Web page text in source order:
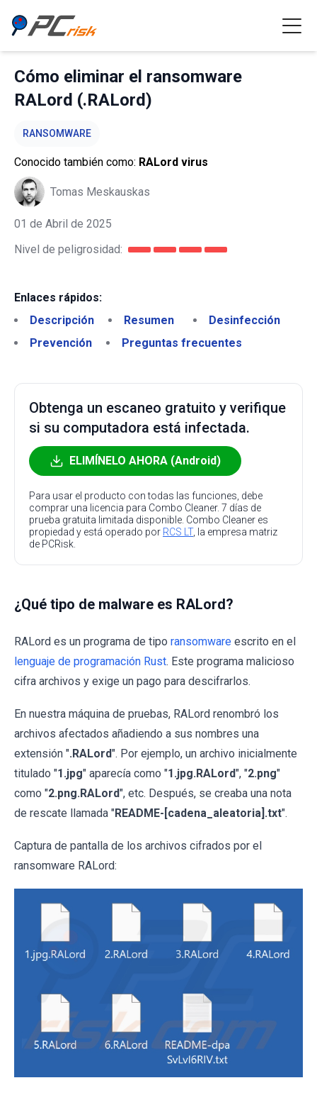
Cómo eliminar el ransomware
RALord (.RALord)
RANSOMWARE
Conocido también como: RALord virus
Tomas Meskauskas
01 de Abril de 2025
Nivel de peligrosidad:
Enlaces rápidos:
Descripción
Resumen
Desinfección
Prevención
Preguntas frecuentes
Obtenga un escaneo gratuito y verifique
si su computadora está infectada.
ELIMÍNELO AHORA (Android)
Para usar el producto con todas las funciones, debe
comprar una licencia para Combo Cleaner. 7 días de
prueba gratuita limitada disponible. Combo Cleaner es
propiedad y está operado por RCS LT, la empresa matriz
de PCRisk.
¿Qué tipo de malware es RALord?
RALord es un programa de tipo ransomware escrito en el
lenguaje de programación Rust. Este programa malicioso
cifra archivos y exige un pago para descifrarlos.
En nuestra máquina de pruebas, RALord renombró los
archivos afectados añadiendo a sus nombres una
extensión ".RALord". Por ejemplo, un archivo inicialmente
titulado "1.jpg" aparecía como "1.jpg.RALord", "2.png"
como "2.png.RALord", etc. Después, se creaba una nota
de rescate llamada "README-[cadena_aleatoria].txt".
Captura de pantalla de los archivos cifrados por el
ransomware RALord: